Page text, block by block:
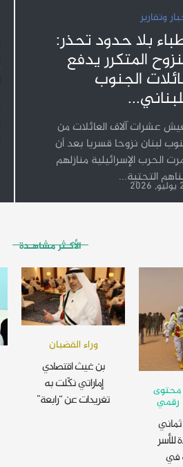
وتقارير
بلا حدود تحذر:
المتكرر يدفع
الجنوب
عشرات آلاف العائلات من
لبنان نزوحا قسريا بعد أن
الحرب الإسرائيلية منازلهم
التحتية...
الأكـثر مشاهـدة
محتوى
رقمي
في
وراء القضبان
بن غيث اقتصادي
إماراتي نكّلت به
تغريدات عن “رابعة”